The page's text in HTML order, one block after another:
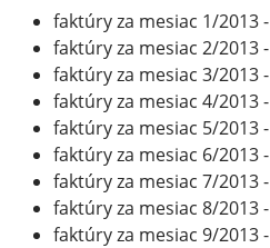
faktúry za mesiac 1/2013 -
faktúry za mesiac 2/2013 -
faktúry za mesiac 3/2013 -
faktúry za mesiac 4/2013 -
faktúry za mesiac 5/2013 -
faktúry za mesiac 6/2013 -
faktúry za mesiac 7/2013 -
faktúry za mesiac 8/2013 -
faktúry za mesiac 9/2013 -